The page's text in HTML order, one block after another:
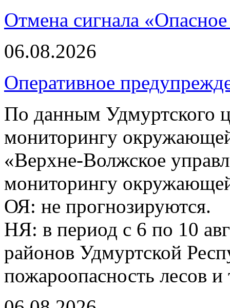
Отмена сигнала
06.08.2026
Оперативное
По данным Удмуртского
мониторингу
«Верхне-Волжское
мониторингу
ОЯ: не прогнозируются.
НЯ: в период с 6 по 10
районов Удмуртской
пожароопасность лесов